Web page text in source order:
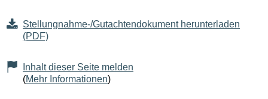
Seiteninhalt
Stellungnahme-/Gutachtendokument herunterladen
(PDF)
Inhalt dieser Seite melden
(Mehr Informationen)